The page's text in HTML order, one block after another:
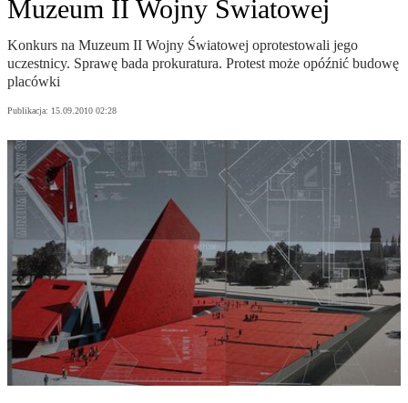
Muzeum II Wojny Światowej
Konkurs na Muzeum II Wojny Światowej oprotestowali jego
uczestnicy. Sprawę bada prokuratura. Protest może opóźnić budowę
placówki
Publikacja: 15.09.2010 02:28